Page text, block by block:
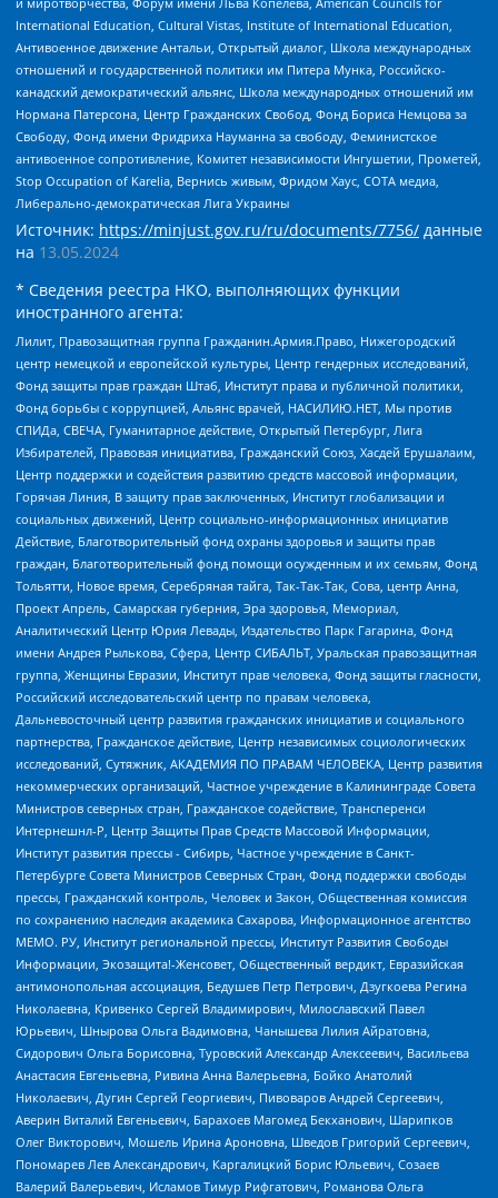
International Education, Cultural Vistas, Institute of International Education,
Антивоенное движение Антальи, Открытый диалог, Школа международных
отношений и государственной политики им Питера Мунка, Российско-
канадский демократический альянс, Школа международных отношений им
Нормана Патерсона, Центр Гражданских Свобод, Фонд Бориса Немцова за
Свободу, Фонд имени Фридриха Науманна за свободу, Феминистское
антивоенное сопротивление, Комитет независимости Ингушетии, Прометей,
Stop Occupation of Karelia, Вернись живым, Фридом Хаус, СОТА медиа,
Либерально-демократическая Лига Украины
Источник: https://minjust.gov.ru/ru/documents/7756/ данные
на 13.05.2024
* Сведения реестра НКО, выполняющих функции
иностранного агента:
Лилит, Правозащитная группа Гражданин.Армия.Право, Нижегородский
центр немецкой и европейской культуры, Центр гендерных исследований,
Фонд защиты прав граждан Штаб, Институт права и публичной политики,
Фонд борьбы с коррупцией, Альянс врачей, НАСИЛИЮ.НЕТ, Мы против
СПИДа, СВЕЧА, Гуманитарное действие, Открытый Петербург, Лига
Избирателей, Правовая инициатива, Гражданский Союз, Хасдей Ерушалаим,
Центр поддержки и содействия развитию средств массовой информации,
Горячая Линия, В защиту прав заключенных, Институт глобализации и
социальных движений, Центр социально-информационных инициатив
Действие, Благотворительный фонд охраны здоровья и защиты прав
граждан, Благотворительный фонд помощи осужденным и их семьям, Фонд
Тольятти, Новое время, Серебряная тайга, Так-Так-Так, Сова, центр Анна,
Проект Апрель, Самарская губерния, Эра здоровья, Мемориал,
Аналитический Центр Юрия Левады, Издательство Парк Гагарина, Фонд
имени Андрея Рылькова, Сфера, Центр СИБАЛЬТ, Уральская правозащитная
группа, Женщины Евразии, Институт прав человека, Фонд защиты гласности,
Российский исследовательский центр по правам человека,
Дальневосточный центр развития гражданских инициатив и социального
партнерства, Гражданское действие, Центр независимых социологических
исследований, Сутяжник, АКАДЕМИЯ ПО ПРАВАМ ЧЕЛОВЕКА, Центр развития
некоммерческих организаций, Частное учреждение в Калининграде Совета
Министров северных стран, Гражданское содействие, Трансперенси
Интернешнл-Р, Центр Защиты Прав Средств Массовой Информации,
Институт развития прессы - Сибирь, Частное учреждение в Санкт-
Петербурге Совета Министров Северных Стран, Фонд поддержки свободы
прессы, Гражданский контроль, Человек и Закон, Общественная комиссия
по сохранению наследия академика Сахарова, Информационное агентство
МЕМО. РУ, Институт региональной прессы, Институт Развития Свободы
Информации, Экозащита!-Женсовет, Общественный вердикт, Евразийская
антимонопольная ассоциация, Бедушев Петр Петрович, Дзугкоева Регина
Николаевна, Кривенко Сергей Владимирович, Милославский Павел
Юрьевич, Шнырова Ольга Вадимовна, Чанышева Лилия Айратовна,
Сидорович Ольга Борисовна, Туровский Александр Алексеевич, Васильева
Анастасия Евгеньевна, Ривина Анна Валерьевна, Бойко Анатолий
Николаевич, Дугин Сергей Георгиевич, Пивоваров Андрей Сергеевич,
Аверин Виталий Евгеньевич, Барахоев Магомед Бекханович, Шарипков
Олег Викторович, Мошель Ирина Ароновна, Шведов Григорий Сергеевич,
Пономарев Лев Александрович, Каргалицкий Борис Юльевич, Созаев
Валерий Валерьевич, Исламов Тимур Рифгатович, Романова Ольга